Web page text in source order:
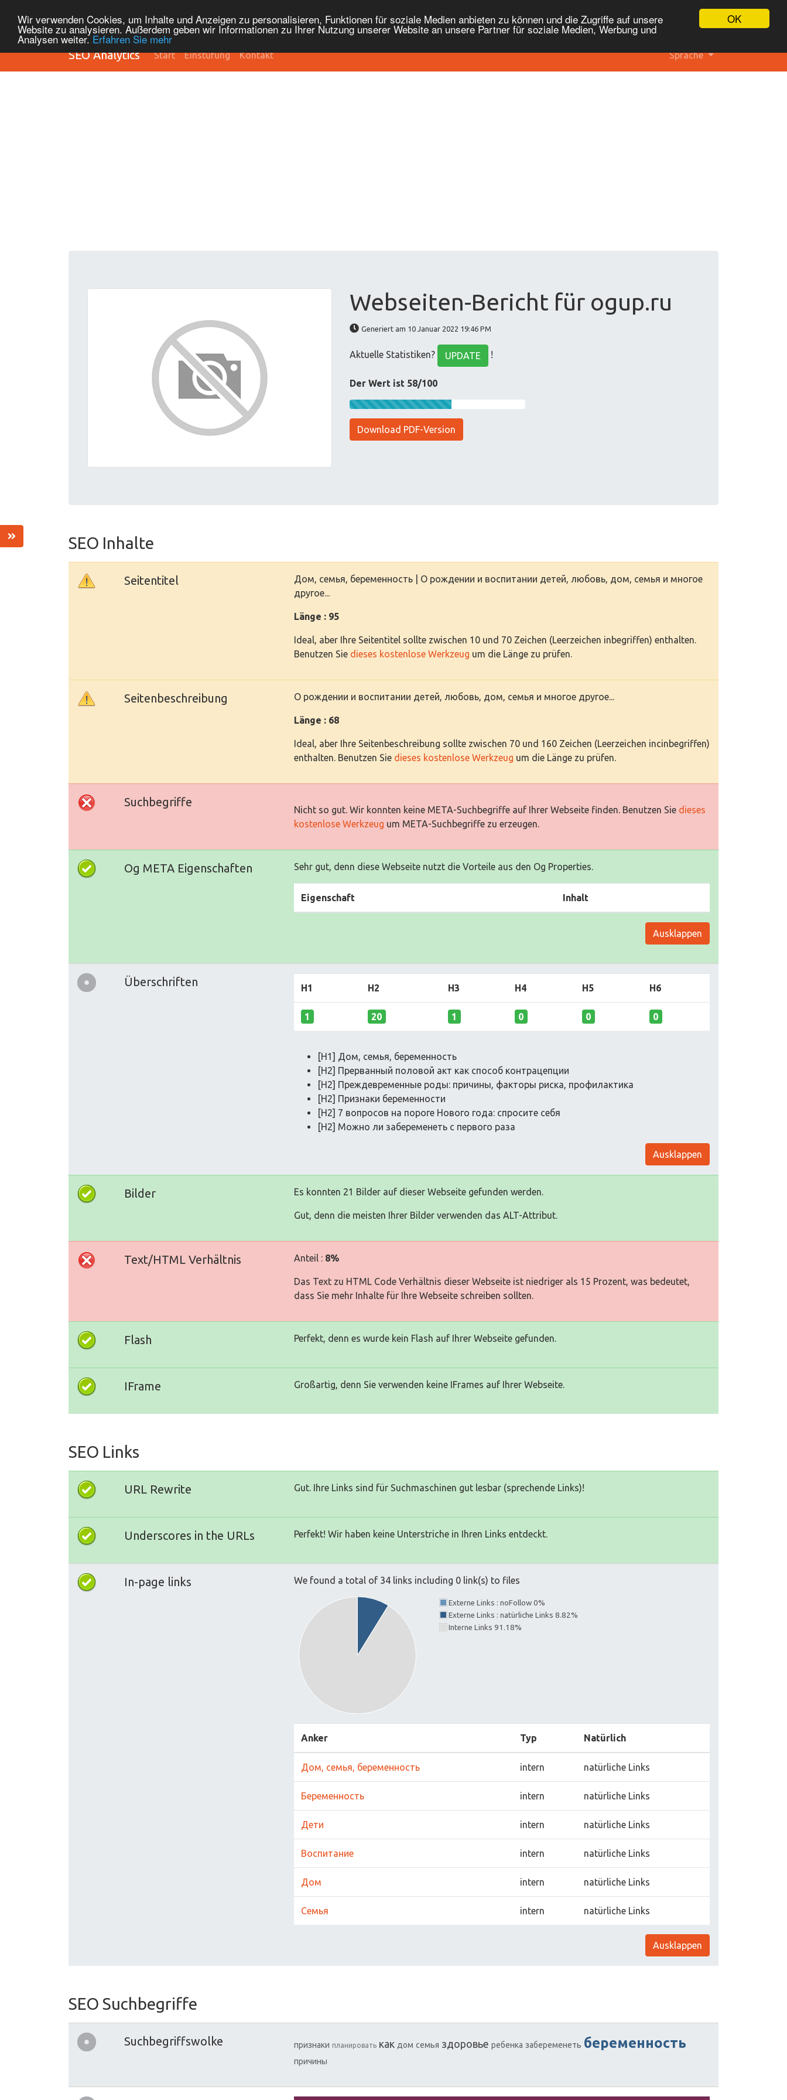
OK
Wir verwenden Cookies, um Inhalte und Anzeigen zu personalisieren, Funktionen für soziale Medien anbieten zu können und die Zugriffe auf unsere
Website zu analysieren. Außerdem geben wir Informationen zu Ihrer Nutzung unserer Website an unsere Partner für soziale Medien, Werbung und
Analysen weiter. Erfahren Sie mehr
SEO Analytics Start Einstufung Kontakt Sprache
Webseiten-Bericht für ogup.ru
Generiert am 10 Januar 2022 19:46 PM
Aktuelle Statistiken? UPDATE !
Der Wert ist 58/100
Download PDF-Version
SEO Inhalte
Seitentitel
Дом, семья, беременность | О рождении и воспитании детей, любовь, дом, семья и многое
другое...
Länge : 95
Ideal, aber Ihre Seitentitel sollte zwischen 10 und 70 Zeichen (Leerzeichen inbegriffen) enthalten.
Benutzen Sie dieses kostenlose Werkzeug um die Länge zu prüfen.
Seitenbeschreibung О рождении и воспитании детей, любовь, дом, семья и многое другое...
Länge : 68
Ideal, aber Ihre Seitenbeschreibung sollte zwischen 70 und 160 Zeichen (Leerzeichen incinbegriffen)
enthalten. Benutzen Sie dieses kostenlose Werkzeug um die Länge zu prüfen.
Suchbegriffe
Nicht so gut. Wir konnten keine META-Suchbegriffe auf Ihrer Webseite finden. Benutzen Sie dieses
kostenlose Werkzeug um META-Suchbegriffe zu erzeugen.
Og META Eigenschaften Sehr gut, denn diese Webseite nutzt die Vorteile aus den Og Properties.
Eigenschaft Inhalt
Ausklappen
Überschriften H1 H2 H3 H4 H5 H6
1 20 1 0 0 0
[H1] Дом, семья, беременность
[H2] Прерванный половой акт как способ контрацепции
[H2] Преждевременные роды: причины, факторы риска, профилактика
[H2] Признаки беременности
[H2] 7 вопросов на пороге Нового года: спросите себя
[H2] Можно ли забеременеть с первого раза
Ausklappen
Bilder Es konnten 21 Bilder auf dieser Webseite gefunden werden.
Gut, denn die meisten Ihrer Bilder verwenden das ALT-Attribut.
Text/HTML Verhältnis Anteil : 8%
Das Text zu HTML Code Verhältnis dieser Webseite ist niedriger als 15 Prozent, was bedeutet,
dass Sie mehr Inhalte für Ihre Webseite schreiben sollten.
Flash Perfekt, denn es wurde kein Flash auf Ihrer Webseite gefunden.
IFrame Großartig, denn Sie verwenden keine IFrames auf Ihrer Webseite.
SEO Links
URL Rewrite Gut. Ihre Links sind für Suchmaschinen gut lesbar (sprechende Links)!
Underscores in the URLs Perfekt! Wir haben keine Unterstriche in Ihren Links entdeckt.
In-page links We found a total of 34 links including 0 link(s) to files
Externe Links : noFollow 0%
Externe Links : natürliche Links 8.82%
Interne Links 91.18%
Anker Typ Natürlich
Дом, семья, беременность intern natürliche Links
Беременность intern natürliche Links
Дети intern natürliche Links
Воспитание intern natürliche Links
Дом intern natürliche Links
Семья intern natürliche Links
Ausklappen
SEO Suchbegriffe
Suchbegriffswolke признаки планировать как дом семья здоровье ребенка забеременеть беременность
причины